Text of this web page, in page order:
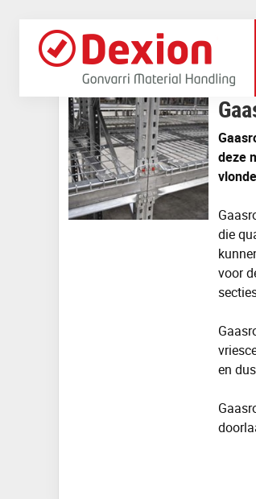
Beginpagina Magazijnstellingen
deze
die
voor
en